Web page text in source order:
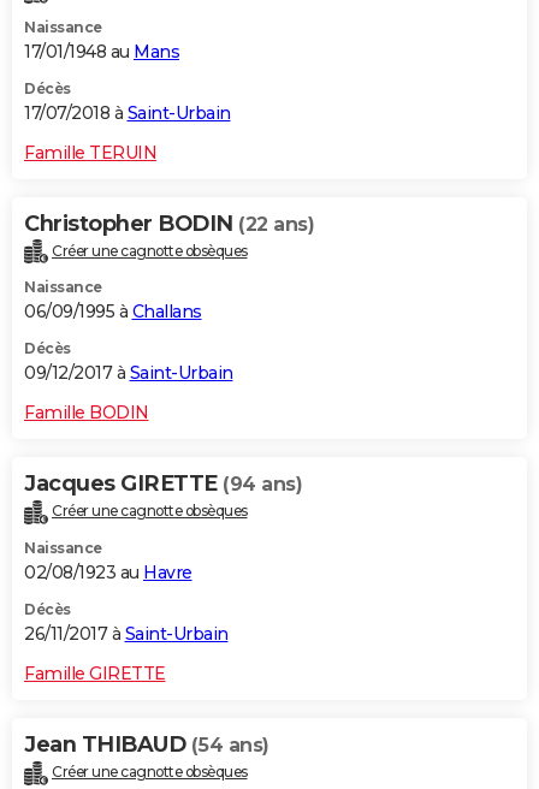
Naissance
17/01/1948 au Mans
Décès
17/07/2018 à Saint-Urbain
Famille TERUIN
Christopher BODIN (22 ans)
Créer une cagnotte obsèques
Naissance
06/09/1995 à Challans
Décès
09/12/2017 à Saint-Urbain
Famille BODIN
Jacques GIRETTE (94 ans)
Créer une cagnotte obsèques
Naissance
02/08/1923 au Havre
Décès
26/11/2017 à Saint-Urbain
Famille GIRETTE
Jean THIBAUD (54 ans)
Créer une cagnotte obsèques